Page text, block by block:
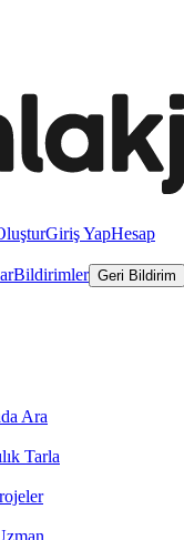
Giriş YapHesap
Bildirimler Geri Bildirim
Ara
Tarla